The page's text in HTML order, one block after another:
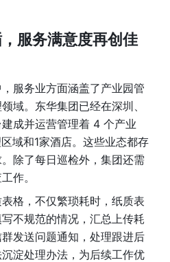
服务满意度再创佳
服务业方面涵盖了产业园管
域。东华集团已经在深圳、
成并运营管理着 4 个产业
域和1家酒店。这些业态都存
除了每日巡检外，集团还需
作。
格，不仅繁琐耗时，纸质表
不规范的情况，汇总上传耗
发送问题通知，处理跟进后
淀处理办法，为后续工作优